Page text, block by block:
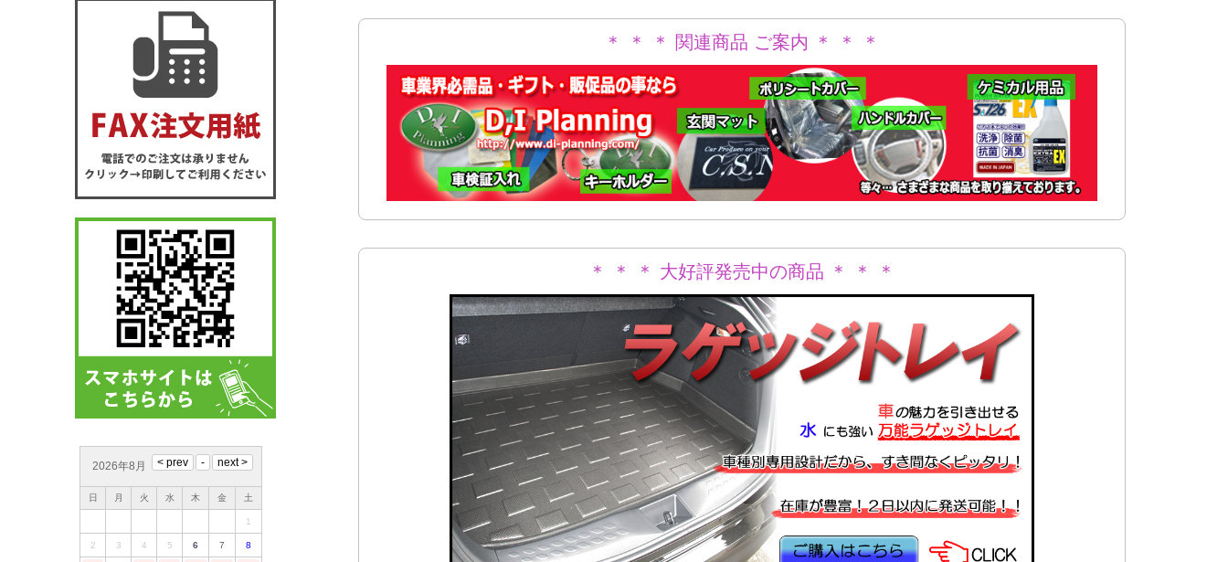
2026年8月
日 月 火 水 木 金 土
1
2 3 4 5 6 7 8
＊ ＊ ＊ 関連商品 ご案内 ＊ ＊ ＊
＊ ＊ ＊ 大好評発売中の商品 ＊ ＊ ＊